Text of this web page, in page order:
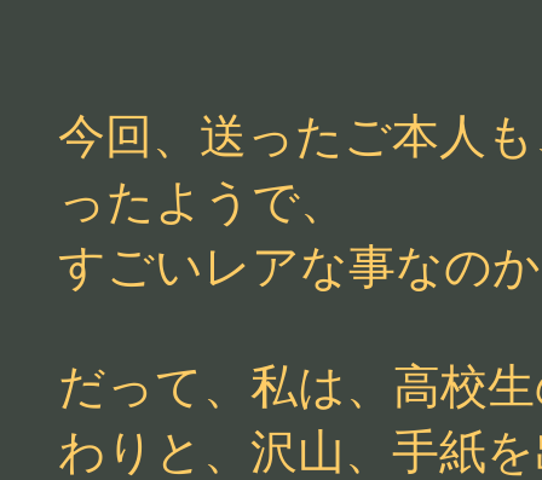
今回、送ったご本人
ったようで、
すごいレアな事なの
だって、私は、高校
わりと、沢山、手紙